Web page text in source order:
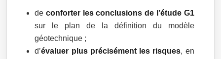
deconforter les conclusions de l’étude G1
sur le plan de la définition du modèle
géotechnique ;
d’évaluer plus précisément les risques, en